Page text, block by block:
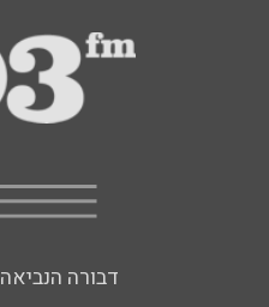
דבורה הנביאה 6, רמת השרון